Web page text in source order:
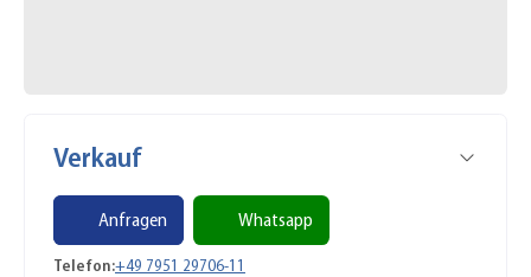
Verkauf
Anfragen Whatsapp
Telefon:+49 7951 29706-11